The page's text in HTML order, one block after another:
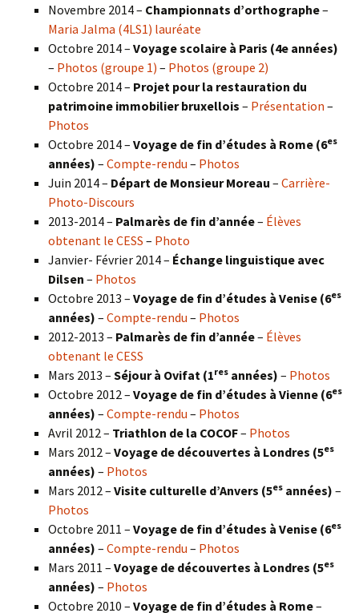
Novembre 2014 – Championnats d’orthographe–
Maria Jalma (4LS1) lauréate
Octobre 2014 – Voyage scolaire à Paris (4e années)
– Photos (groupe 1) – Photos (groupe 2)
Octobre 2014 – Projet pour la restauration du
patrimoine immobilier bruxellois – Présentation –
Photos
Octobre 2014 – Voyage de fin d’études à Rome (6es
années) – Compte-rendu – Photos
Juin 2014 – Départ de Monsieur Moreau – Carrière-
Photo-Discours
2013-2014 – Palmarès de fin d’année– Élèves
obtenant le CESS – Photo
Janvier- Février 2014 – Échange linguistique avec
Dilsen – Photos
Octobre 2013 – Voyage de fin d’études à Venise (6es
années) – Compte-rendu – Photos
2012-2013 – Palmarès de fin d’année– Élèves
obtenant le CESS
Mars 2013 – Séjour à Ovifat (1res années) – Photos
Octobre 2012 – Voyage de fin d’études à Vienne (6es
années) – Compte-rendu – Photos
Avril 2012 – Triathlon de la COCOF– Photos
Mars 2012 – Voyage de découvertes à Londres (5es
années) – Photos
Mars 2012 – Visite culturelle d’Anvers (5es années) –
Photos
Octobre 2011 – Voyage de fin d’études à Venise (6es
années) – Compte-rendu – Photos
Mars 2011 – Voyage de découvertes à Londres (5es
années) – Photos
Octobre 2010 – Voyage de fin d’études à Rome–